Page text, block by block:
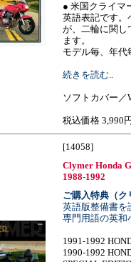
● 米国クライマ
英語表記です。
が、二輪に関し
ます。
モデル毎、年代
続きを読む..
ソフトカバー／
税込価格 3,990
[14058]
Clymer Honda
1988-1992
ご購入特典（ク
英語版整備書を
専門用語の英和
1991-1992
1990-1992